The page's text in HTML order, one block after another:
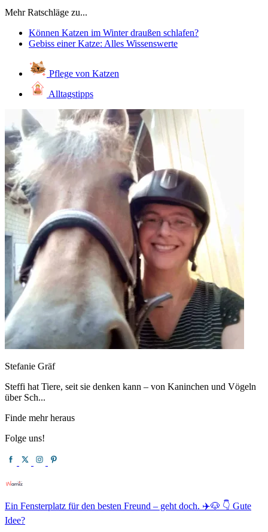
Mehr Ratschläge zu...
Können Katzen im Winter draußen schlafen?
Gebiss einer Katze: Alles Wissenswerte
Pflege von Katzen
Alltagstipps
Stefanie Gräf
Steffi hat Tiere, seit sie denken kann – von Kaninchen und Vögeln
über Sch...
Finde mehr heraus
Folge uns!
Ein Fensterplatz für den besten Freund – geht doch. ✈️🐶 👇 Gute
Idee?